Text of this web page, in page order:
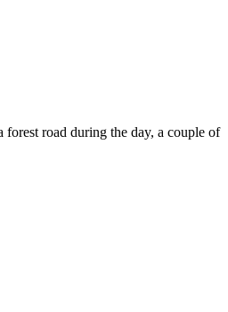
forest road during the day, a couple of